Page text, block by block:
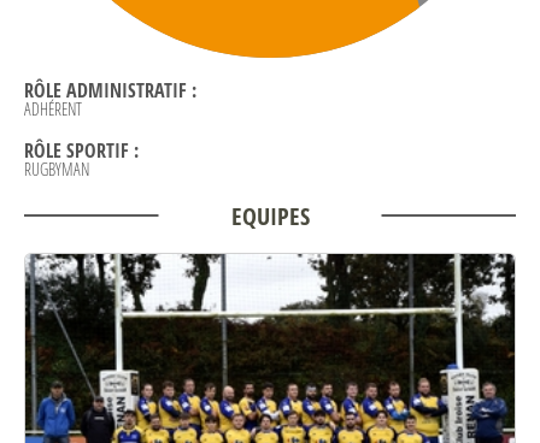
RÔLE ADMINISTRATIF :
ADHÉRENT
RÔLE SPORTIF :
RUGBYMAN
EQUIPES